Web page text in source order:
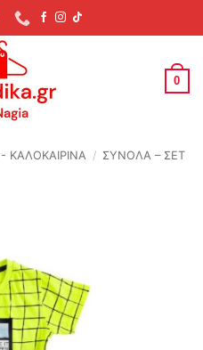
0
- ΚΑΛΟΚΑΙΡΙΝΆ / ΣΥΝΟΛΑ – ΣΕΤ